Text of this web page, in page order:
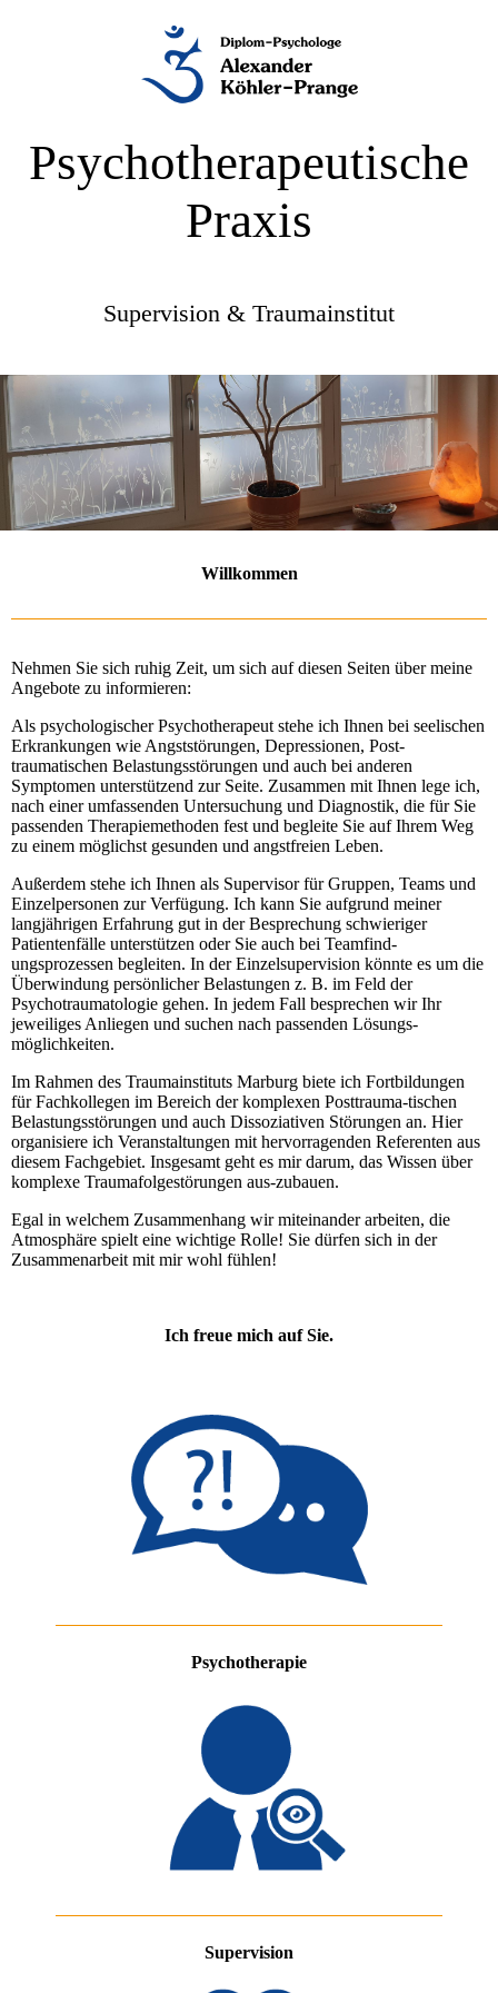
Psychotherapeutische
Praxis
Supervision & Traumainstitut
Willkommen
Nehmen Sie sich ruhig Zeit, um sich auf diesen Seiten über meine
Angebote zu informieren:
Als psychologischer Psychotherapeut stehe ich Ihnen bei seelischen
Erkrankungen wie Angststörungen, Depressionen, Post-
traumatischen Belastungsstörungen und auch bei anderen
Symptomen unterstützend zur Seite. Zusammen mit Ihnen lege ich,
nach einer umfassenden Untersuchung und Diagnostik, die für Sie
passenden Therapiemethoden fest und begleite Sie auf Ihrem Weg
zu einem möglichst gesunden und angstfreien Leben.
Außerdem stehe ich Ihnen als Supervisor für Gruppen, Teams und
Einzelpersonen zur Verfügung. Ich kann Sie aufgrund meiner
langjährigen Erfahrung gut in der Besprechung schwieriger
Patientenfälle unterstützen oder Sie auch bei Teamfind-
ungsprozessen begleiten. In der Einzelsupervision könnte es um die
Überwindung persönlicher Belastungen z. B. im Feld der
Psychotraumatologie gehen. In jedem Fall besprechen wir Ihr
jeweiliges Anliegen und suchen nach passenden Lösungs-
möglichkeiten.
Im Rahmen des Traumainstituts Marburg biete ich Fortbildungen
für Fachkollegen im Bereich der komplexen Posttrauma-tischen
Belastungsstörungen und auch Dissoziativen Störungen an. Hier
organisiere ich Veranstaltungen mit hervorragenden Referenten aus
diesem Fachgebiet. Insgesamt geht es mir darum, das Wissen über
komplexe Traumafolgestörungen aus-zubauen.
Egal in welchem Zusammenhang wir miteinander arbeiten, die
Atmosphäre spielt eine wichtige Rolle! Sie dürfen sich in der
Zusammenarbeit mit mir wohl fühlen!
Ich freue mich auf Sie.
Psychotherapie
Supervision